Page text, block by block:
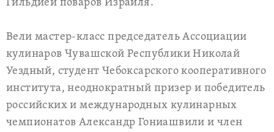
Вели мастер-класс председатель Ассоциации
кулинаров Чувашской Республики Николай
Уездный, студент Чебоксарского кооперативного
института, неоднократный призер и победитель
российских и международных кулинарных
чемпионатов Александр Гониашвили и член